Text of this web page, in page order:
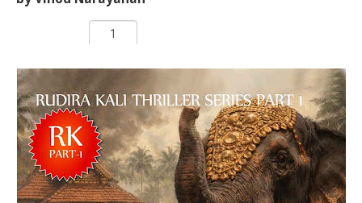
ADD TO CART